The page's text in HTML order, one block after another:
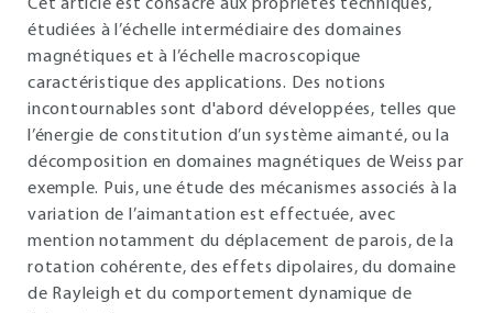
Cet article est consacré aux propriétés techniques,
étudiées à l’échelle intermédiaire des domaines
magnétiques et à l’échelle macroscopique
caractéristique des applications. Des notions
incontournables sont d'abord développées, telles que
l’énergie de constitution d’un système aimanté, ou la
décomposition en domaines magnétiques de Weiss par
exemple. Puis, une étude des mécanismes associés à la
variation de l’aimantation est effectuée, avec
mention notamment du déplacement de parois, de la
rotation cohérente, des effets dipolaires, du domaine
de Rayleigh et du comportement dynamique de